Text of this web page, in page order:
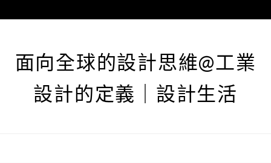
至
面向全球的設計思維@工業
設計的定義｜設計生活